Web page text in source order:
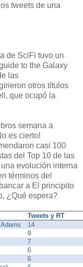
tweets de una
de SciFi tuvo un
to the Galaxy
las
otros títulos
que ocupó la
semana a
es cierto!
casi 100
del Top 10 de las
evolución interna
términos del
a El principito
¿Qué espera?
Tweets y RT
14
9
7
6
6